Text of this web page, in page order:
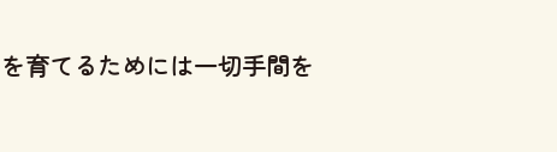
育てるためには一切手間を